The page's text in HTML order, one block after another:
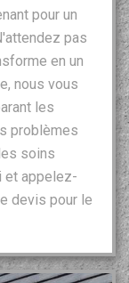
pour un
pas
en un
nous vous
les
problèmes
soins
et appelez-
devis pour le